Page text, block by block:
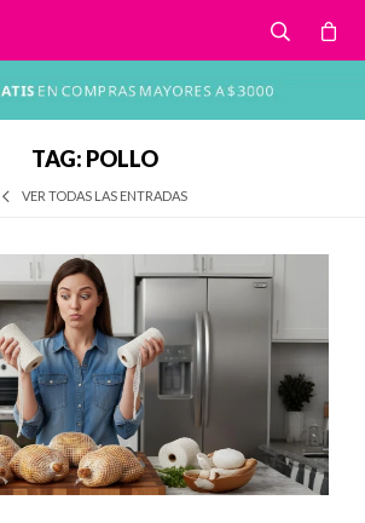
TAG: POLLO
VER TODAS LAS ENTRADAS